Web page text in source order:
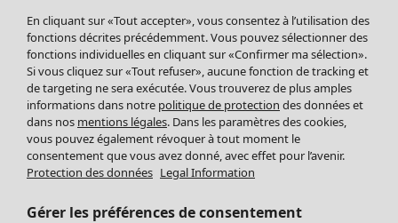
Leggings et collants
Accessoires
Chaussures
Vêtements de bain
Basics
Soldes Mobilier
Bonnes affaires déco
Décoration
Textiles
Tapis
Éponge
En cliquant sur «Tout accepter», vous consentez à l’utilisation des
fonctions décrites précédemment. Vous pouvez sélectionner des
fonctions individuelles en cliquant sur «Confirmer ma sélection».
Si vous cliquez sur «Tout refuser», aucune fonction de tracking et
de targeting ne sera exécutée. Vous trouverez de plus amples
informations dans notre politique de protection des données et
dans nos mentions légales. Dans les paramètres des cookies,
vous pouvez également révoquer à tout moment le
consentement que vous avez donné, avec effet pour l’avenir.
Protection des données Legal Information
Gérer les préférences de consentement